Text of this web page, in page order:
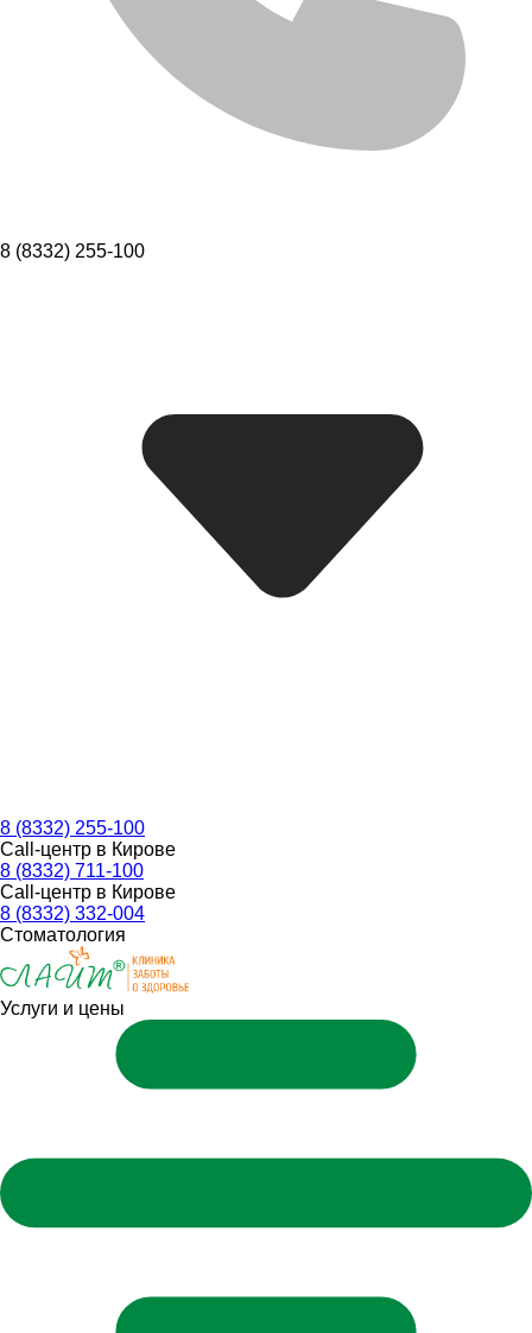
8 (8332) 255-100
8 (8332) 255-100
Call-центр в Кирове
8 (8332) 711-100
Call-центр в Кирове
8 (8332) 332-004
Стоматология
Услуги и цены